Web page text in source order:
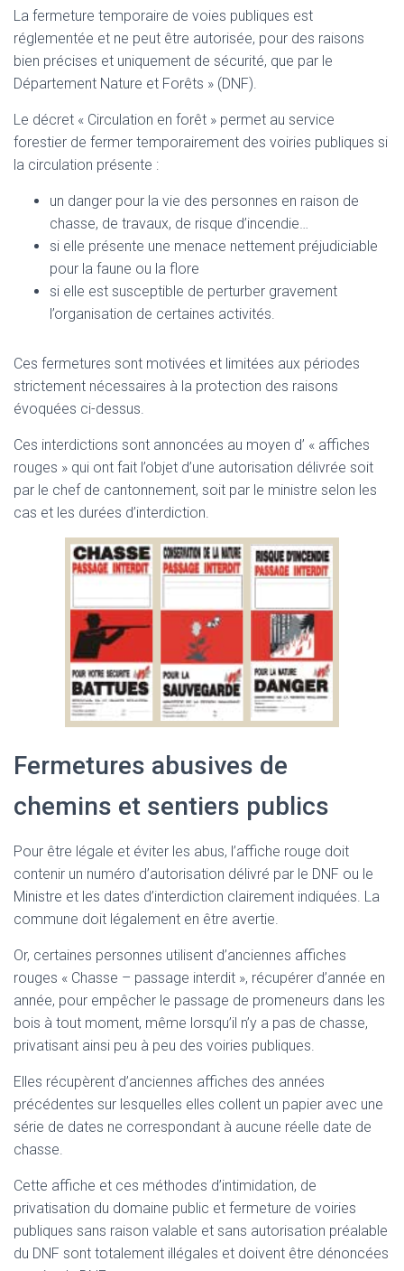
La fermeture temporaire de voies publiques est
réglementée et ne peut être autorisée, pour des raisons
bien précises et uniquement de sécurité, que par le
Département Nature et Forêts » (DNF).
Le décret « Circulation en forêt » permet au service
forestier de fermer temporairement des voiries publiques si
la circulation présente :
un danger pour la vie des personnes en raison de
chasse, de travaux, de risque d’incendie…
si elle présente une menace nettement préjudiciable
pour la faune ou la flore
si elle est susceptible de perturber gravement
l’organisation de certaines activités.
Ces fermetures sont motivées et limitées aux périodes
strictement nécessaires à la protection des raisons
évoquées ci-dessus.
Ces interdictions sont annoncées au moyen d’ « affiches
rouges » qui ont fait l’objet d’une autorisation délivrée soit
par le chef de cantonnement, soit par le ministre selon les
cas et les durées d’interdiction.
Fermetures abusives de
chemins et sentiers publics
Pour être légale et éviter les abus, l’affiche rouge doit
contenir un numéro d’autorisation délivré par le DNF ou le
Ministre et les dates d’interdiction clairement indiquées. La
commune doit légalement en être avertie.
Or, certaines personnes utilisent d’anciennes affiches
rouges « Chasse – passage interdit », récupérer d’année en
année, pour empêcher le passage de promeneurs dans les
bois à tout moment, même lorsqu’il n’y a pas de chasse,
privatisant ainsi peu à peu des voiries publiques.
Elles récupèrent d’anciennes affiches des années
précédentes sur lesquelles elles collent un papier avec une
série de dates ne correspondant à aucune réelle date de
chasse.
Cette affiche et ces méthodes d’intimidation, de
privatisation du domaine public et fermeture de voiries
publiques sans raison valable et sans autorisation préalable
du DNF sont totalement illégales et doivent être dénoncées